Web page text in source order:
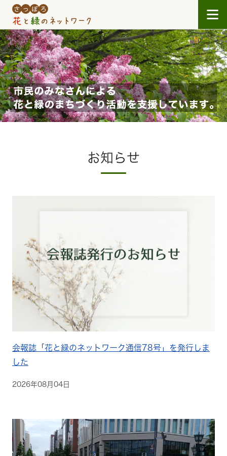
Skip to main content
お知らせ
会報誌「花と緑のネットワーク通信78号」を発行しま
した
2026年08月04日